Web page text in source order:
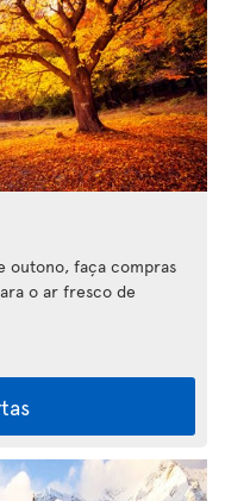
outono, faça compras
o ar fresco de